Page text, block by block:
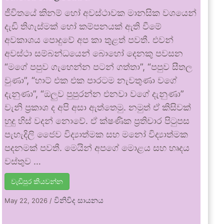
ජීවිතයේ කිනම් හෝ අවස්ථාවක මානසික වශයෙන්
දැඩි තිගැස්මක් හෝ කම්පනයක් ඇති වීමේ
අවකාශය පොදුවේ අප කා තුළත් පවතී. එවන්
අවස්ථා සම්බන්ධයෙන් බොහෝ දෙනකු පවසන
“මගේ පපුව ගැහෙන්න පටන් ගත්තා”, “පපුව සීතල
වුණා”, “හාට් එක එක පාරටම නැවතුණා වගේ
දැනුණා”, “ඔලුව පුපුරන්න එනවා වගේ දැනුණා”
වැනි ප්‍රකාශ ද අපි අසා ඇත්තෙමු. නමුත් ඒ කිසිවක්
හුදු හිස් වදන් නොවේ. ඒ ක්ෂණික ප්‍රතිචාර පිටුපස
පැහැදිලි ජෛව විද්‍යාත්මක සහ මනෝ විද්‍යාත්මක
පදනමක් පවතී. මෙයින් අපගේ මොළය සහ හෘදය
වස්තුව …
වැඩිපුර කියවන්න
May 22, 2026 /විනිවිද සායනය